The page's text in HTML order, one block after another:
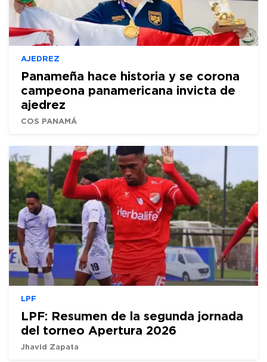
AJEDREZ
Panameña hace historia y se corona
campeona panamericana invicta de
ajedrez
COS PANAMÁ
LPF
LPF: Resumen de la segunda jornada
del torneo Apertura 2026
Jhavid Zapata